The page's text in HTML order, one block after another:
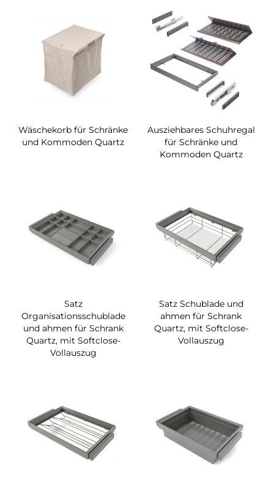
Wäschekorb für Schränke
und Kommoden Quartz
Ausziehbares Schuhregal
für Schränke und
Kommoden Quartz
Satz
Organisationsschublade
und ahmen für Schrank
Quartz, mit Softclose-
Vollauszug
Satz Schublade und
ahmen für Schrank
Quartz, mit Softclose-
Vollauszug